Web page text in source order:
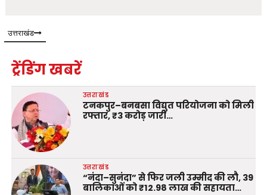
उत्तराखंड
ट्रेंडिंग खबरें
उत्तराखंड
टनकपुर–बनबसा विद्युत परियोजना को मिली
रफ्तार, ₹3 करोड़ जारी…
उत्तराखंड
“नंदा–सुनंदा” से फिर जली उम्मीद की लौ, 39
बालिकाओं को ₹12.98 लाख की सहायता…